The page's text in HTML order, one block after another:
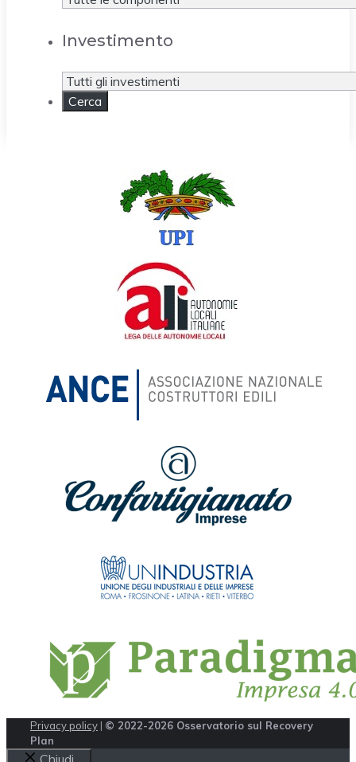
Investimento
Privacy policy | © 2022-2026 Osservatorio sul Recovery
Plan